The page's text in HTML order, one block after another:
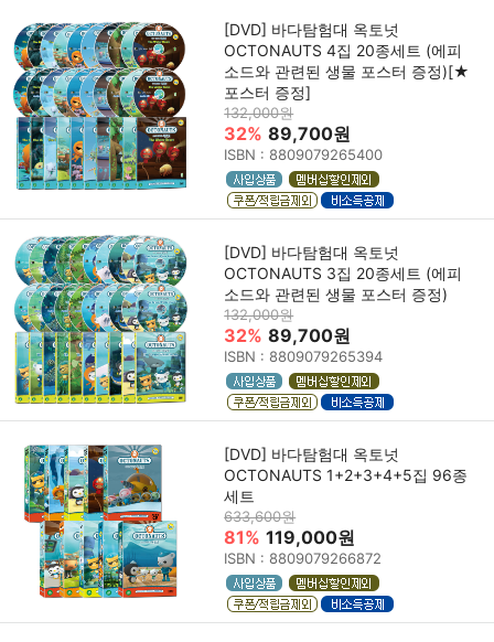
[DVD] 바다탐험대 옥토넛
OCTONAUTS 4집 20종세트 (에피
소드와 관련된 생물 포스터 증정)[★
포스터 증정]
132,000원
32% 89,700원
ISBN : 8809079265400
[DVD] 바다탐험대 옥토넛
OCTONAUTS 3집 20종세트 (에피
소드와 관련된 생물 포스터 증정)
132,000원
32% 89,700원
ISBN : 8809079265394
[DVD] 바다탐험대 옥토넛
OCTONAUTS 1+2+3+4+5집 96종
세트
633,600원
81% 119,000원
ISBN : 8809079266872